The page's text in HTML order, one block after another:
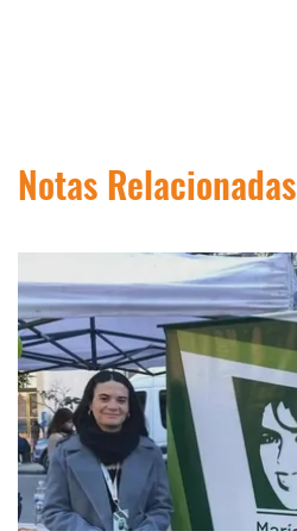
Notas Relacionadas